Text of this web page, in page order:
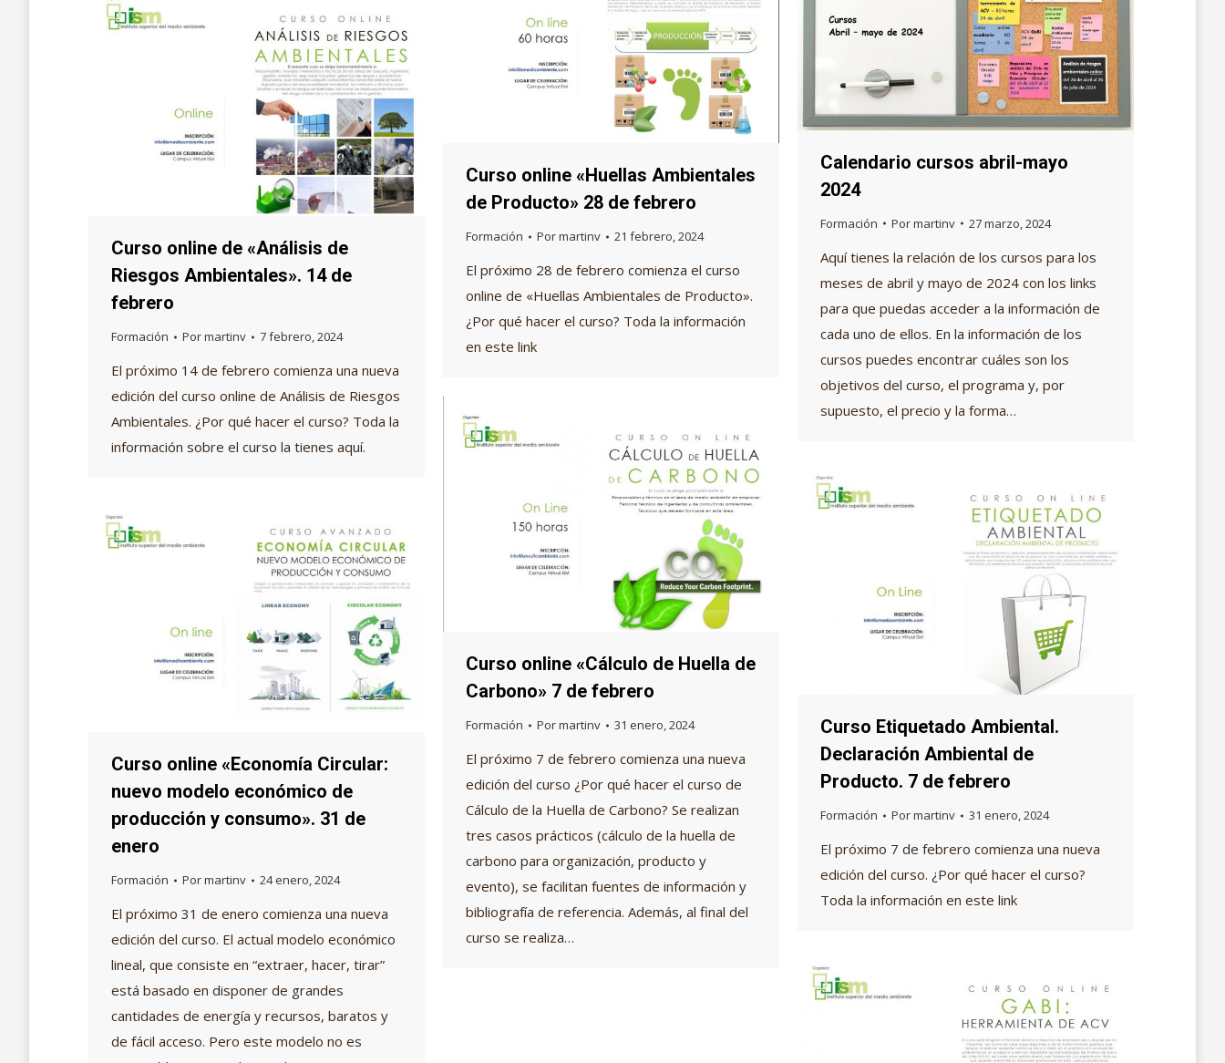
Calendario cursos abril-mayo
2024
Formación Pormartinv 27 marzo, 2024
Aquí tienes la relación de los cursos para los
meses de abril y mayo de 2024 con los links
para que puedas acceder a la información de
cada uno de ellos. En la información de los
cursos puedes encontrar cuáles son los
objetivos del curso, el programa y, por
supuesto, el precio y la forma…
Curso online «Huellas Ambientales
de Producto» 28 de febrero
Formación Pormartinv 21 febrero, 2024
El próximo 28 de febrero comienza el curso
online de «Huellas Ambientales de Producto».
¿Por qué hacer el curso? Toda la información
en este link
Curso online de «Análisis de
Riesgos Ambientales». 14 de
febrero
Formación Pormartinv 7 febrero, 2024
El próximo 14 de febrero comienza una nueva
edición del curso online de Análisis de Riesgos
Ambientales. ¿Por qué hacer el curso? Toda la
información sobre el curso la tienes aquí.
Curso online «Cálculo de Huella de
Carbono» 7 de febrero
Formación Pormartinv 31 enero, 2024
El próximo 7 de febrero comienza una nueva
edición del curso ¿Por qué hacer el curso de
Cálculo de la Huella de Carbono? Se realizan
tres casos prácticos (cálculo de la huella de
carbono para organización, producto y
evento), se facilitan fuentes de información y
bibliografía de referencia. Además, al final del
curso se realiza…
Curso Etiquetado Ambiental.
Declaración Ambiental de
Producto. 7 de febrero
Formación Pormartinv 31 enero, 2024
El próximo 7 de febrero comienza una nueva
edición del curso. ¿Por qué hacer el curso?
Toda la información en este link
Curso online «Economía Circular:
nuevo modelo económico de
producción y consumo». 31 de
enero
Formación Pormartinv 24 enero, 2024
El próximo 31 de enero comienza una nueva
edición del curso. El actual modelo económico
lineal, que consiste en “extraer, hacer, tirar”
está basado en disponer de grandes
cantidades de energía y recursos, baratos y
de fácil acceso. Pero este modelo no es